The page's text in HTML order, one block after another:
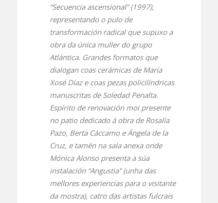
“Secuencia ascensional” (1997),
representando o pulo de
transformación radical que supuxo a
obra da única muller do grupo
Atlántica. Grandes formatos que
dialogan coas cerámicas de María
Xosé Díaz e coas pezas policilíndricas
manuscritas de Soledad Penalta.
Espírito de renovación moi presente
no patio dedicado á obra de Rosalía
Pazo, Berta Cáccamo e Ángela de la
Cruz, e tamén na sala anexa onde
Mónica Alonso presenta a súa
instalación “Angustia” (unha das
mellores experiencias para o visitante
da mostra), catro das artistas fulcrais